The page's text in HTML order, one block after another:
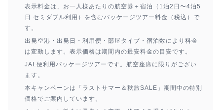
表示料金は、お一人様あたりの航空券＋宿泊（1泊2日〜4泊5
日 セミダブル利用）を含むパッケージツアー料金（税込）で
す。
出発空港・出発日・利用便・部屋タイプ・宿泊数により料金
は変動します。表示価格は期間内の最安料金の目安です。
JAL便利用パッケージツアーです。航空座席に限りがござい
ます。
本キャンペーンは「ラストサマー＆秋旅SALE」期間中の特別
価格でご案内しています。